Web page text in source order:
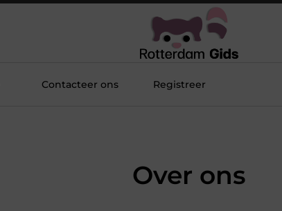
Contacteer ons Registreer
Over ons